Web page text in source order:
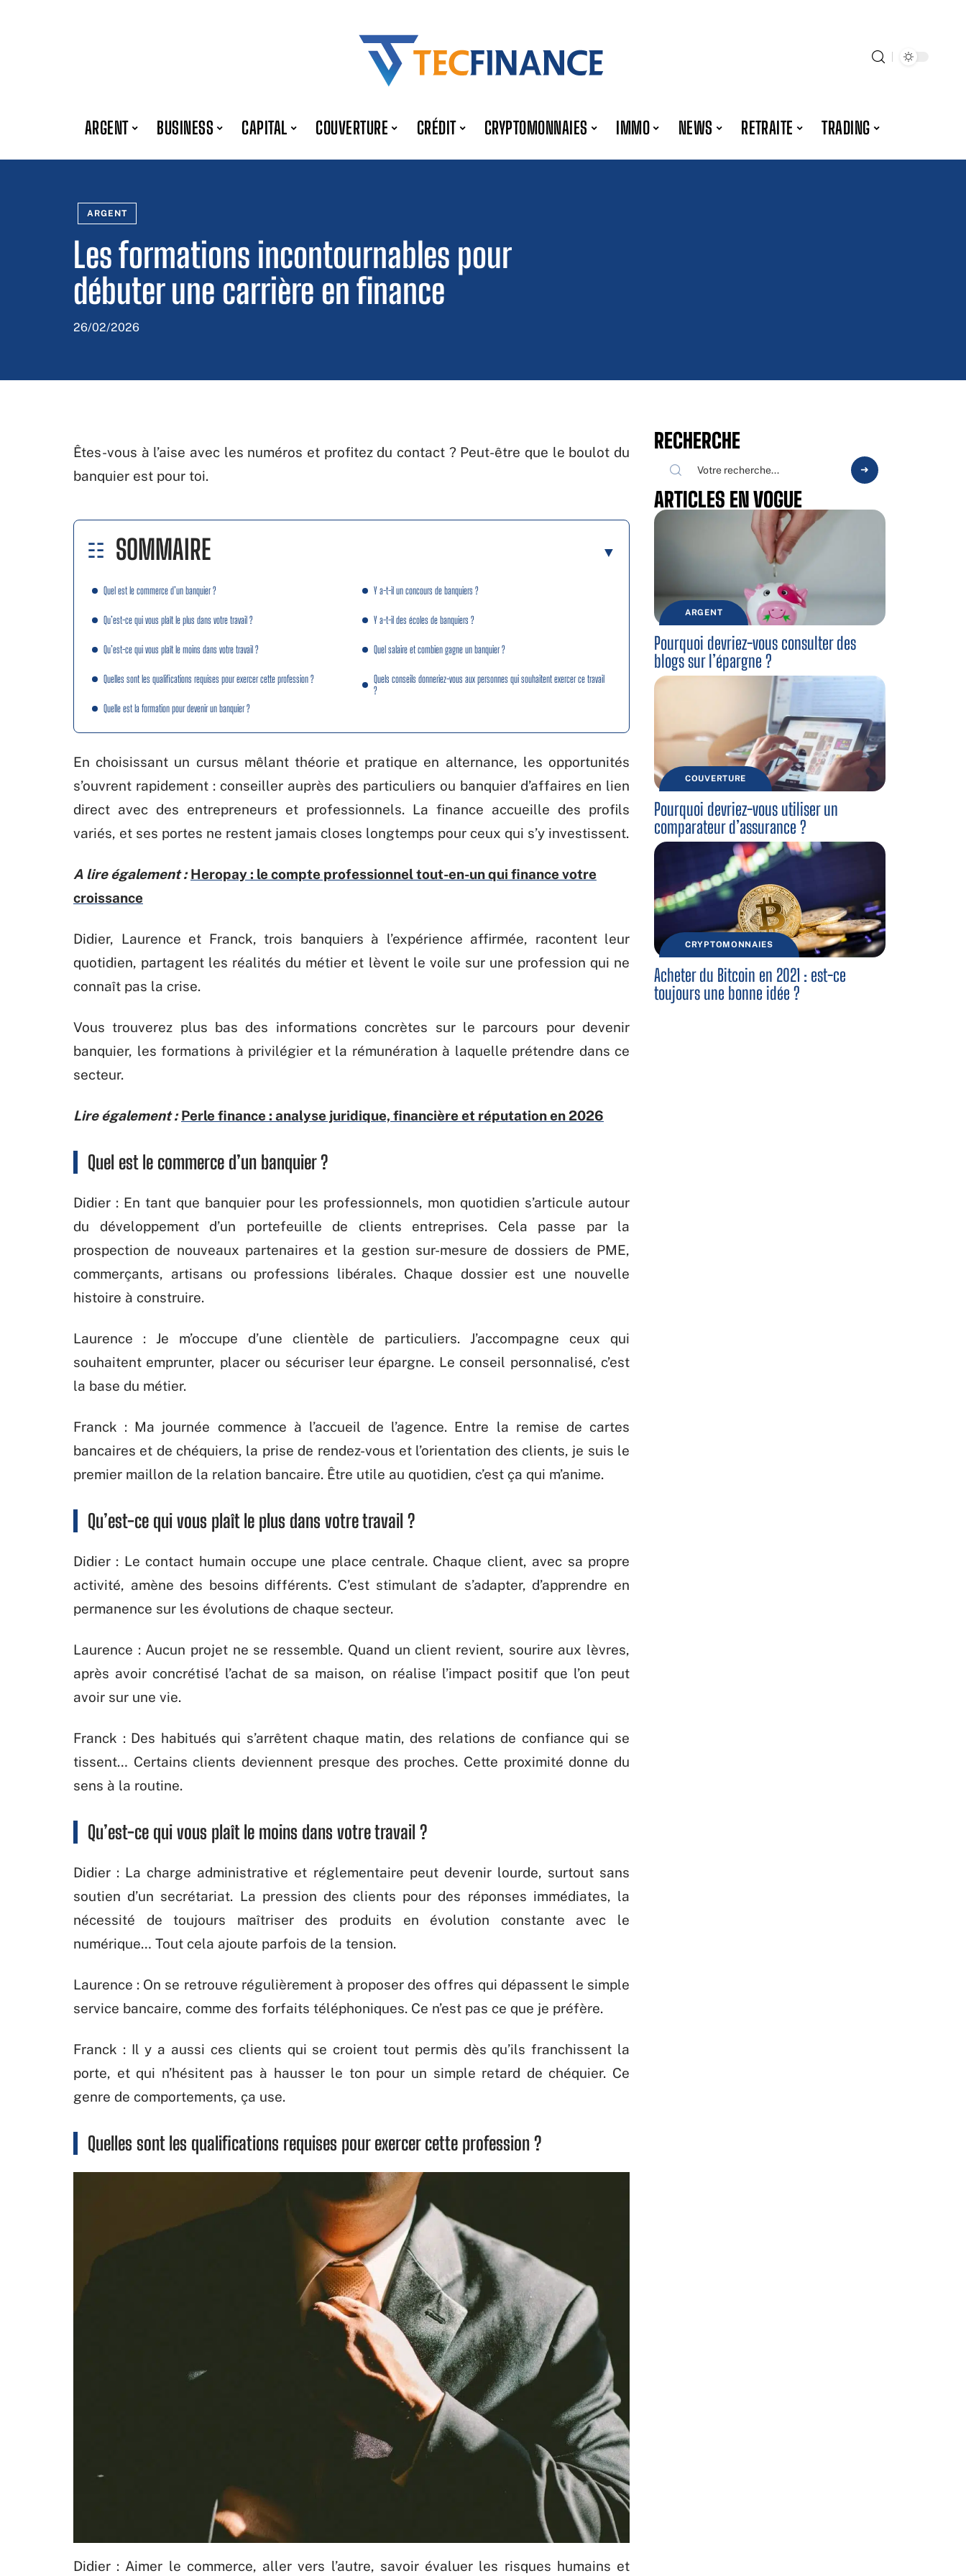
ARGENT BUSINESS CAPITAL COUVERTURE CRÉDIT CRYPTOMONNAIES IMMO NEWS RETRAITE TRADING
ARGENT
Les formations incontournables pour
débuter une carrière en finance
26/02/2026
Êtes-vous à l’aise avec les numéros et profitez du contact ? Peut-être que le boulot du
banquier est pour toi.
SOMMAIRE
Quel est le commerce d’un banquier ?
Qu’est-ce qui vous plaît le plus dans votre travail ?
Qu’est-ce qui vous plaît le moins dans votre travail ?
Quelles sont les qualifications requises pour exercer cette profession ?
Quelle est la formation pour devenir un banquier ?
Y a-t-il un concours de banquiers ?
Y a-t-il des écoles de banquiers ?
Quel salaire et combien gagne un banquier ?
Quels conseils donneriez-vous aux personnes qui souhaitent exercer ce travail
?
En choisissant un cursus mêlant théorie et pratique en alternance, les opportunités
s’ouvrent rapidement : conseiller auprès des particuliers ou banquier d’affaires en lien
direct avec des entrepreneurs et professionnels. La finance accueille des profils
variés, et ses portes ne restent jamais closes longtemps pour ceux qui s’y investissent.
A lire également : Heropay : le compte professionnel tout-en-un qui finance votre
croissance
Didier, Laurence et Franck, trois banquiers à l’expérience affirmée, racontent leur
quotidien, partagent les réalités du métier et lèvent le voile sur une profession qui ne
connaît pas la crise.
Vous trouverez plus bas des informations concrètes sur le parcours pour devenir
banquier, les formations à privilégier et la rémunération à laquelle prétendre dans ce
secteur.
Lire également : Perle finance : analyse juridique, financière et réputation en 2026
Quel est le commerce d’un banquier ?
Didier : En tant que banquier pour les professionnels, mon quotidien s’articule autour
du développement d’un portefeuille de clients entreprises. Cela passe par la
prospection de nouveaux partenaires et la gestion sur-mesure de dossiers de PME,
commerçants, artisans ou professions libérales. Chaque dossier est une nouvelle
histoire à construire.
Laurence : Je m’occupe d’une clientèle de particuliers. J’accompagne ceux qui
souhaitent emprunter, placer ou sécuriser leur épargne. Le conseil personnalisé, c’est
la base du métier.
Franck : Ma journée commence à l’accueil de l’agence. Entre la remise de cartes
bancaires et de chéquiers, la prise de rendez-vous et l’orientation des clients, je suis le
premier maillon de la relation bancaire. Être utile au quotidien, c’est ça qui m’anime.
Qu’est-ce qui vous plaît le plus dans votre travail ?
Didier : Le contact humain occupe une place centrale. Chaque client, avec sa propre
activité, amène des besoins différents. C’est stimulant de s’adapter, d’apprendre en
permanence sur les évolutions de chaque secteur.
Laurence : Aucun projet ne se ressemble. Quand un client revient, sourire aux lèvres,
après avoir concrétisé l’achat de sa maison, on réalise l’impact positif que l’on peut
avoir sur une vie.
Franck : Des habitués qui s’arrêtent chaque matin, des relations de confiance qui se
tissent… Certains clients deviennent presque des proches. Cette proximité donne du
sens à la routine.
Qu’est-ce qui vous plaît le moins dans votre travail ?
Didier : La charge administrative et réglementaire peut devenir lourde, surtout sans
soutien d’un secrétariat. La pression des clients pour des réponses immédiates, la
nécessité de toujours maîtriser des produits en évolution constante avec le
numérique… Tout cela ajoute parfois de la tension.
Laurence : On se retrouve régulièrement à proposer des offres qui dépassent le simple
service bancaire, comme des forfaits téléphoniques. Ce n’est pas ce que je préfère.
Franck : Il y a aussi ces clients qui se croient tout permis dès qu’ils franchissent la
porte, et qui n’hésitent pas à hausser le ton pour un simple retard de chéquier. Ce
genre de comportements, ça use.
Quelles sont les qualifications requises pour exercer cette profession ?
Didier : Aimer le commerce, aller vers l’autre, savoir évaluer les risques humains et
RECHERCHE
ARTICLES EN VOGUE
ARGENT
Pourquoi devriez-vous consulter des
blogs sur l’épargne ?
COUVERTURE
Pourquoi devriez-vous utiliser un
comparateur d’assurance ?
CRYPTOMONNAIES
Acheter du Bitcoin en 2021 : est-ce
toujours une bonne idée ?